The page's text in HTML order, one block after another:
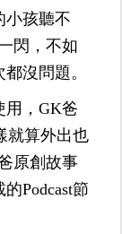
小孩聽不
閃，不如
沒問題。
用，GK爸
就算外出也
原創故事
Podcast節